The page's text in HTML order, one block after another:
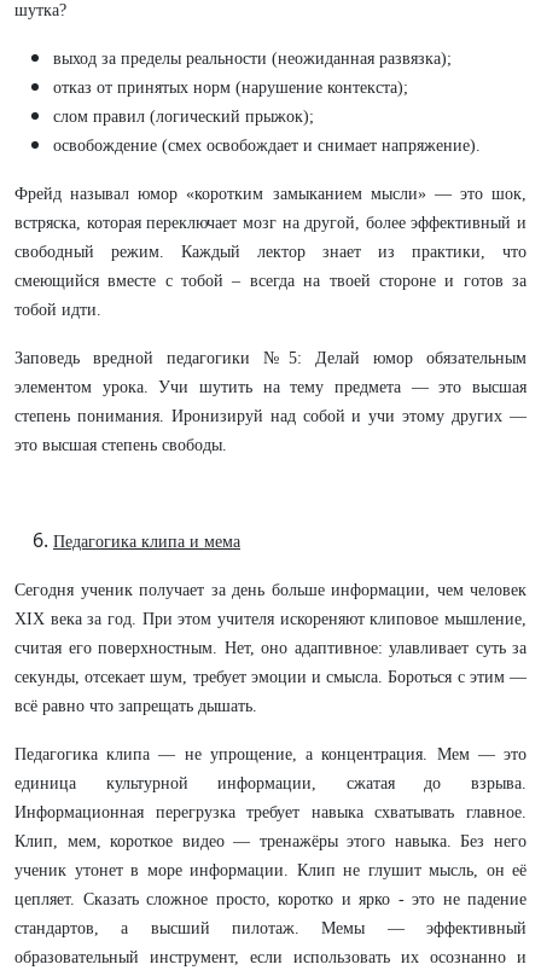
шутка?
выход за пределы реальности (неожиданная развязка);
отказ от принятых норм (нарушение контекста);
слом правил (логический прыжок);
освобождение (смех освобождает и снимает напряжение).
Фрейд называл юмор «коротким замыканием мысли» — это шок,
встряска, которая переключает мозг на другой, более эффективный и
свободный режим. Каждый лектор знает из практики, что
смеющийся вместе с тобой – всегда на твоей стороне и готов за
тобой идти.
Заповедь вредной педагогики №5: Делай юмор обязательным
элементом урока. Учи шутить на тему предмета — это высшая
степень понимания. Иронизируй над собой и учи этому других —
это высшая степень свободы.
Педагогика клипа и мема
Сегодня ученик получает за день больше информации, чем человек
XIX века за год. При этом учителя искореняют клиповое мышление,
считая его поверхностным. Нет, оно адаптивное: улавливает суть за
секунды, отсекает шум, требует эмоции и смысла. Бороться с этим —
всё равно что запрещать дышать.
Педагогика клипа — не упрощение, а концентрация. Мем — это
единица культурной информации, сжатая до взрыва.
Информационная перегрузка требует навыка схватывать главное.
Клип, мем, короткое видео — тренажёры этого навыка. Без него
ученик утонет в море информации. Клип не глушит мысль, он её
цепляет. Сказать сложное просто, коротко и ярко - это не падение
стандартов, а высший пилотаж. Мемы — эффективный
образовательный инструмент, если использовать их осознанно и